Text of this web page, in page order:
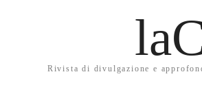
Rivista di divulgazione e